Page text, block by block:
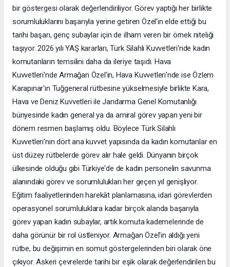
bir göstergesi olarak değerlendiriliyor. Görev yaptığı her birlikte
sorumluluklarını başarıyla yerine getiren Özel'in elde ettiği bu
tarihi başarı, genç subaylar için de ilham veren bir örnek niteliği
taşıyor. 2026 yılı YAŞ kararları, Türk Silahlı Kuvvetleri'nde kadın
komutanların temsilini daha da ileriye taşıdı. Hava
Kuvvetleri'nde Armağan Özel'in, Hava Kuvvetleri'nde ise Özlem
Karapınar'ın Tuğgeneral rütbesine yükselmesiyle birlikte Kara,
Hava ve Deniz Kuvvetleri ile Jandarma Genel Komutanlığı
bünyesinde kadın general ya da amiral görev yapan yeni bir
dönem resmen başlamış oldu. Böylece Türk Silahlı
Kuvvetleri'nin dört ana kuvvet yapısında da kadın komutanlar en
üst düzey rütbelerde görev alır hale geldi. Dünyanın birçok
ülkesinde olduğu gibi Türkiye'de de kadın personelin savunma
alanındaki görev ve sorumlulukları her geçen yıl genişliyor.
Eğitim faaliyetlerinden harekât planlamasına, idari görevlerden
operasyonel sorumluluklara kadar birçok alanda başarıyla
görev yapan kadın subaylar, artık komuta kademelerinde de
daha görünür bir rol üstleniyor. Armağan Özel'in aldığı yeni
rütbe, bu değişimin en somut göstergelerinden biri olarak öne
çıkıyor. Askeri çevrelerde tarihi bir eşik olarak değerlendirilen bu